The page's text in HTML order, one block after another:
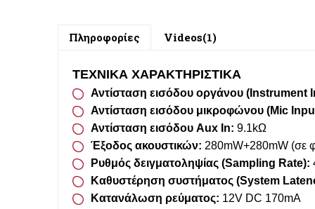
Πληροφορίες Videos(1)
ΤΕΧΝΙΚΑ ΧΑΡΑΚΤΗΡΙΣΤΙΚΑ
Αντίσταση εισόδου οργάνου (Instrument
Αντίσταση εισόδου μικροφώνου (Mic
Αντίσταση εισόδου Aux In: 9.1kΩ
Έξοδος ακουστικών: 280mW+280mW (σε
Ρυθμός δειγματοληψίας (Sampling Rate):
Καθυστέρηση συστήματος (System
Κατανάλωση ρεύματος: 12V DC 170mA